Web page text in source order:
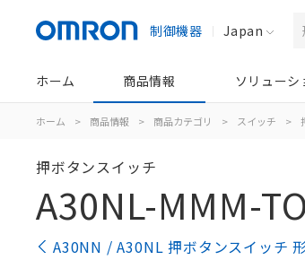
制御機器 Japan
ホーム 商品情報 ソリューシ
ホーム > 商品情報 > 商品カテゴリ > スイッチ >
押ボタンスイッチ
A30NL-MMM-
A30NN / A30NL 押ボタンスイッチ